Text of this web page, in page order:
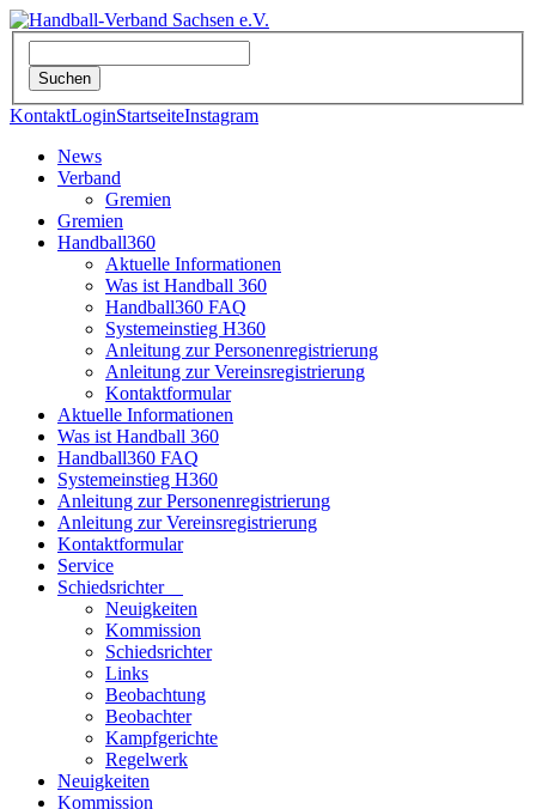
KontaktLoginStartseiteInstagram
News
Verband
Gremien
Gremien
Handball360
Aktuelle Informationen
Was ist Handball 360
Handball360 FAQ
Systemeinstieg H360
Anleitung zur Personenregistrierung
Anleitung zur Vereinsregistrierung
Kontaktformular
Aktuelle Informationen
Was ist Handball 360
Handball360 FAQ
Systemeinstieg H360
Anleitung zur Personenregistrierung
Anleitung zur Vereinsregistrierung
Kontaktformular
Service
Schiedsrichter
Neuigkeiten
Kommission
Schiedsrichter
Links
Beobachtung
Beobachter
Kampfgerichte
Regelwerk
Neuigkeiten
Kommission